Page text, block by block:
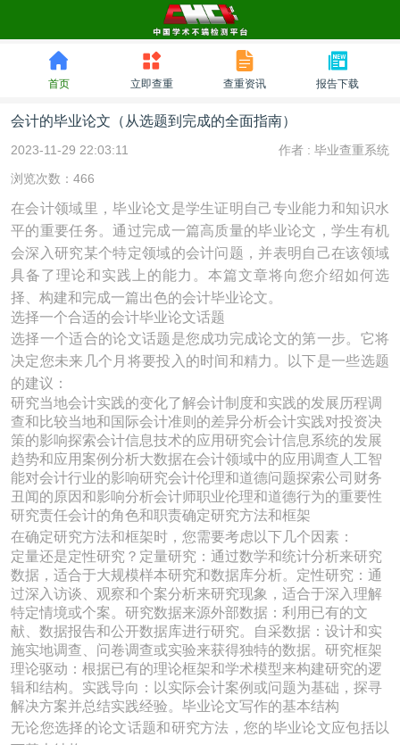
首页 立即查重 查重资讯 报告下载
会计的毕业论文（从选题到完成的全面指南）
2023-11-29 22:03:11 作者 : 毕业查重系统
浏览次数：466
在会计领域里，毕业论文是学生证明自己专业能力和知识水
平的重要任务。通过完成一篇高质量的毕业论文，学生有机
会深入研究某个特定领域的会计问题，并表明自己在该领域
具备了理论和实践上的能力。本篇文章将向您介绍如何选
择、构建和完成一篇出色的会计毕业论文。
选择一个合适的会计毕业论文话题
选择一个适合的论文话题是您成功完成论文的第一步。它将
决定您未来几个月将要投入的时间和精力。以下是一些选题
的建议：
研究当地会计实践的变化了解会计制度和实践的发展历程调
查和比较当地和国际会计准则的差异分析会计实践对投资决
策的影响探索会计信息技术的应用研究会计信息系统的发展
趋势和应用案例分析大数据在会计领域中的应用调查人工智
能对会计行业的影响研究会计伦理和道德问题探索公司财务
丑闻的原因和影响分析会计师职业伦理和道德行为的重要性
研究责任会计的角色和职责确定研究方法和框架
在确定研究方法和框架时，您需要考虑以下几个因素：
定量还是定性研究？定量研究：通过数学和统计分析来研究
数据，适合于大规模样本研究和数据库分析。定性研究：通
过深入访谈、观察和个案分析来研究现象，适合于深入理解
特定情境或个案。研究数据来源外部数据：利用已有的文
献、数据报告和公开数据库进行研究。自采数据：设计和实
施实地调查、问卷调查或实验来获得独特的数据。研究框架
理论驱动：根据已有的理论框架和学术模型来构建研究的逻
辑和结构。实践导向：以实际会计案例或问题为基础，探寻
解决方案并总结实践经验。毕业论文写作的基本结构
无论您选择的论文话题和研究方法，您的毕业论文应包括以